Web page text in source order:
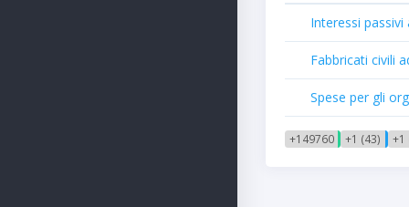
Interessi
Fabbricati civili
Spese per gli
+149760 +1 (43) +1